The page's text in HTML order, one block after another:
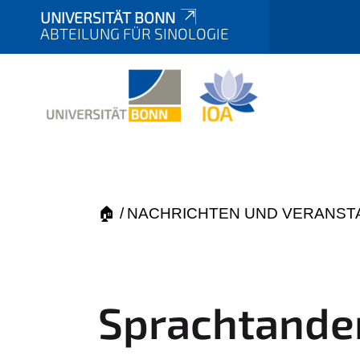
UNIVERSITÄT BONN
ABTEILUNG FÜR SINOLOGIE
Y
e
h
🏠 NACHRICHTEN UND